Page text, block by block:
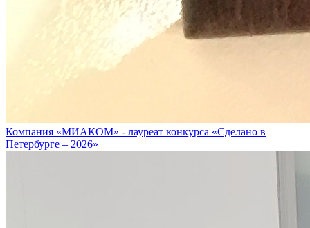
Компания «МИАКОМ» - лауреат конкурса «Сделано в
Петербурге – 2026»